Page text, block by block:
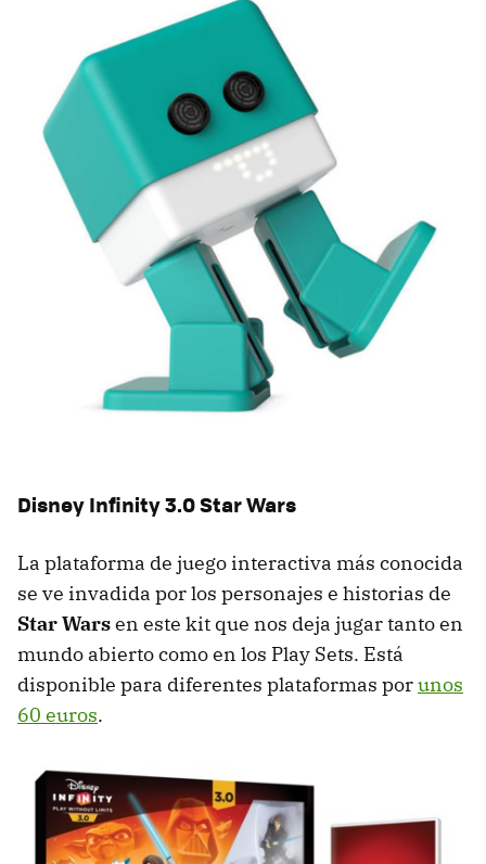
Disney Infinity 3.0 Star Wars
La plataforma de juego interactiva más conocida
se ve invadida por los personajes e historias de
Star Warsen este kit que nos deja jugar tanto en
mundo abierto como en los Play Sets. Está
disponible para diferentes plataformas porunos
60 euros.